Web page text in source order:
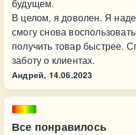
будущем.
В целом, я доволен. Я
смогу снова
получить товар быстрее.
заботу о клиентах.
Андрей, 14.06.2023
Все понравилось